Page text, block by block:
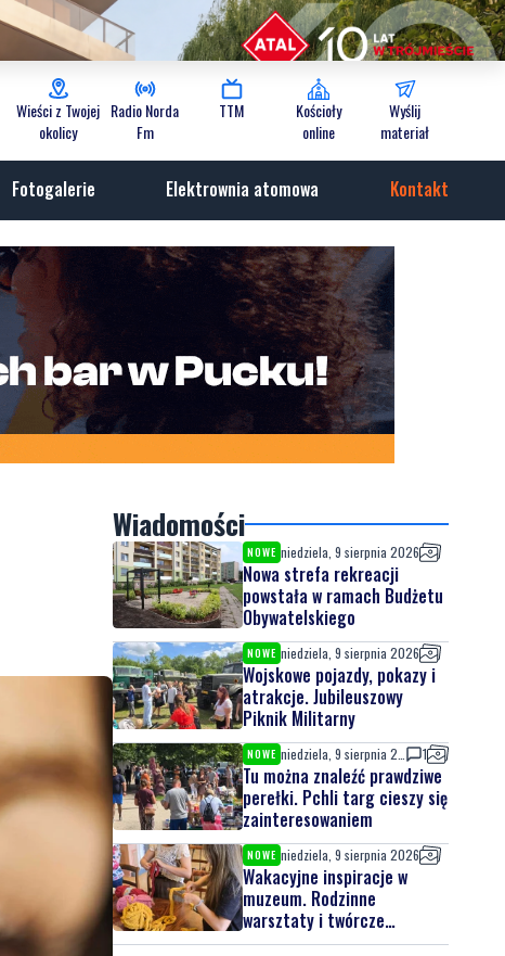
Wieści z Twojej
okolicy
Radio Norda
Fm
TTM
Kościoły
online
Wyślij
materiał
Fotogalerie Elektrownia atomowa Kontakt
Wiadomości
NOWE niedziela, 9 sierpnia 2026
Nowa strefa rekreacji
powstała w ramach Budżetu
Obywatelskiego
NOWE niedziela, 9 sierpnia 2026
Wojskowe pojazdy, pokazy i
atrakcje. Jubileuszowy
Piknik Militarny
NOWE 1
Tu można znaleźć prawdziwe
perełki. Pchli targ cieszy się
zainteresowaniem
NOWE niedziela, 9 sierpnia 2026
Wakacyjne inspiracje w
muzeum. Rodzinne
warsztaty i twórcze
spotkania